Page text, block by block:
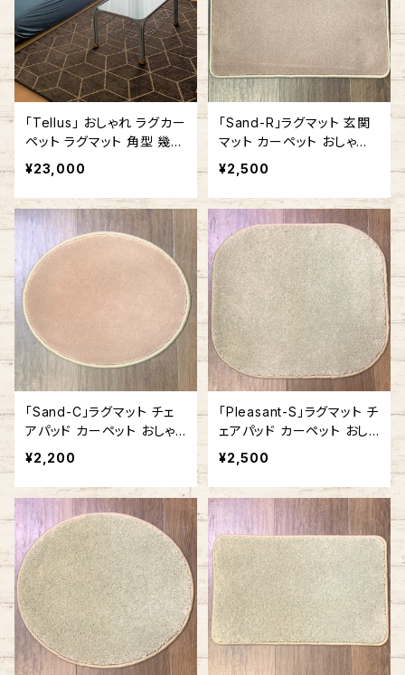
「Tellus」 おしゃれ ラグカー
ペット ラグマット 角型 幾何
学 幾何学模様 140cm x 1
80cm / 140cm x 200cm
ブラウン #122
¥23,000
「Sand-R」ラグマット 玄関
マット カーペット おしゃれ
長方形 角型
¥2,500
「Sand-C」ラグマット チェ
アパッド カーペット おしゃ
れ 丸型 ラウンド型 円形 ア
メリカ製
¥2,200
「Pleasant-S」ラグマット チ
ェアパッド カーペット おしゃ
れ 正方形 角型 アメリカ製
¥2,500